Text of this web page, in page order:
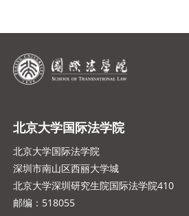
北京大学国际法学院
北京大学国际法学院
深圳市南山区西丽大学城
北京大学深圳研究生院国际法学院410
邮编：518055